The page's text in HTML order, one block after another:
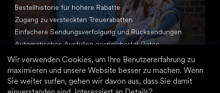
Wir verwenden Cookies, um Ihre Benutzererfahrung zu
maximieren und unsere Website besser zu machen. Wenn
Sie weiter surfen, gehen wir davon aus, dass Sie damit
Bestellhistorie für höhere Rabatte
Zugang zu versteckten Treuerabatten
Einfachere Sendungsverfolgung und Rücksendungen
Automatisches Ausfüllen gespeicherter Daten
Alle Dokumente an einem Ort